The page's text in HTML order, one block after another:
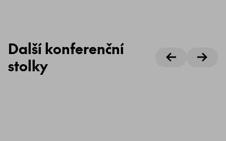
Další konferenční
stolky